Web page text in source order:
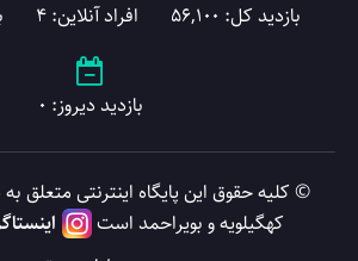
بازدید کل: 56,100 افراد آنلاین: 4
بازدید دیروز: 0
© کلیه حقوق این پایگاه اینترنتی متعلق
کهگیلویه و بویراحمد است